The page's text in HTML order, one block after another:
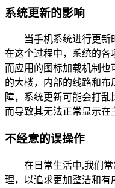
系统更新的影响
当手机系统进行更新
在这个过程中，系统的各
而应用的图标加载机制
的大楼，内部的线路和
障，系统更新可能会打
而导致其无法正常显示在
不经意的误操作
在日常生活中,我们
理，以追求更加整洁和有